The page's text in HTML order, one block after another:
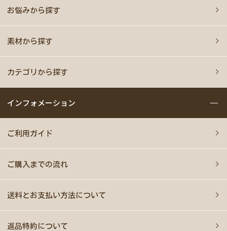
お悩みから探す
素材から探す
カテゴリから探す
インフォメーション
ご利用ガイド
ご購入までの流れ
送料とお支払い方法について
返品特約について